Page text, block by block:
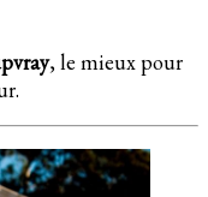
, le mieux pour